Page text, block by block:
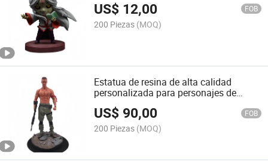
US$ 12,00 FOB
200 Piezas (MOQ)
Estatua de resina de alta calidad
personalizada para personajes de
películas
US$ 90,00 FOB
200 Piezas (MOQ)